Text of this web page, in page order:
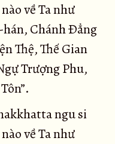
về Ta như
hán, Chánh Ðẳng
Thệ, Thế Gian
Trượng Phu,
ngu si
về Ta như